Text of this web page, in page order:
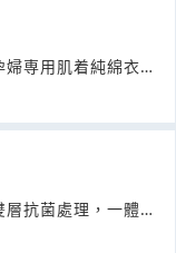
専用肌着純綿衣類
抗菌處理，一體成